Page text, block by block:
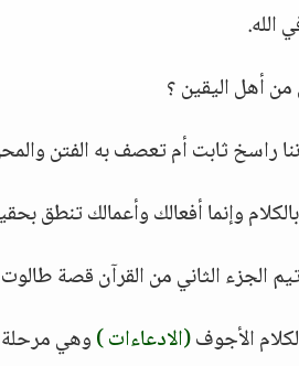
الله.
أهل اليقين ؟
راسخ ثابت أم تعصف به الفتن
وإنما أفعالك وأعمالك تنطق
الجزء الثاني من القرآن قصة
الأجوف(الادعاءات )وهي مرحلة